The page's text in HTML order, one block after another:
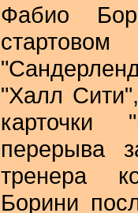
Фабио
"Халл
перерыва
тренера
Борини